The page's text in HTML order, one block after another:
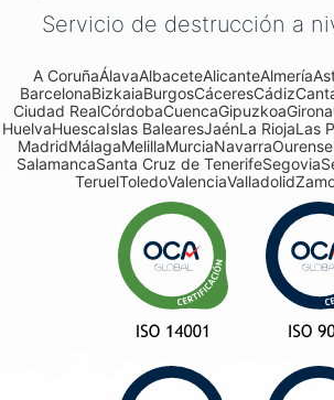
Servicio de destrucción a
A CoruñaÁlavaAlbaceteAlicanteAlmería
BarcelonaBizkaiaBurgosCáceresCádiz
Ciudad RealCórdobaCuencaGipuzkoaGirona
HuelvaHuescaIslas BalearesJaénLa RiojaLas
MadridMálagaMelillaMurciaNavarraOurense
SalamancaSanta Cruz de TenerifeSegovia
TeruelToledoValenciaValladolid